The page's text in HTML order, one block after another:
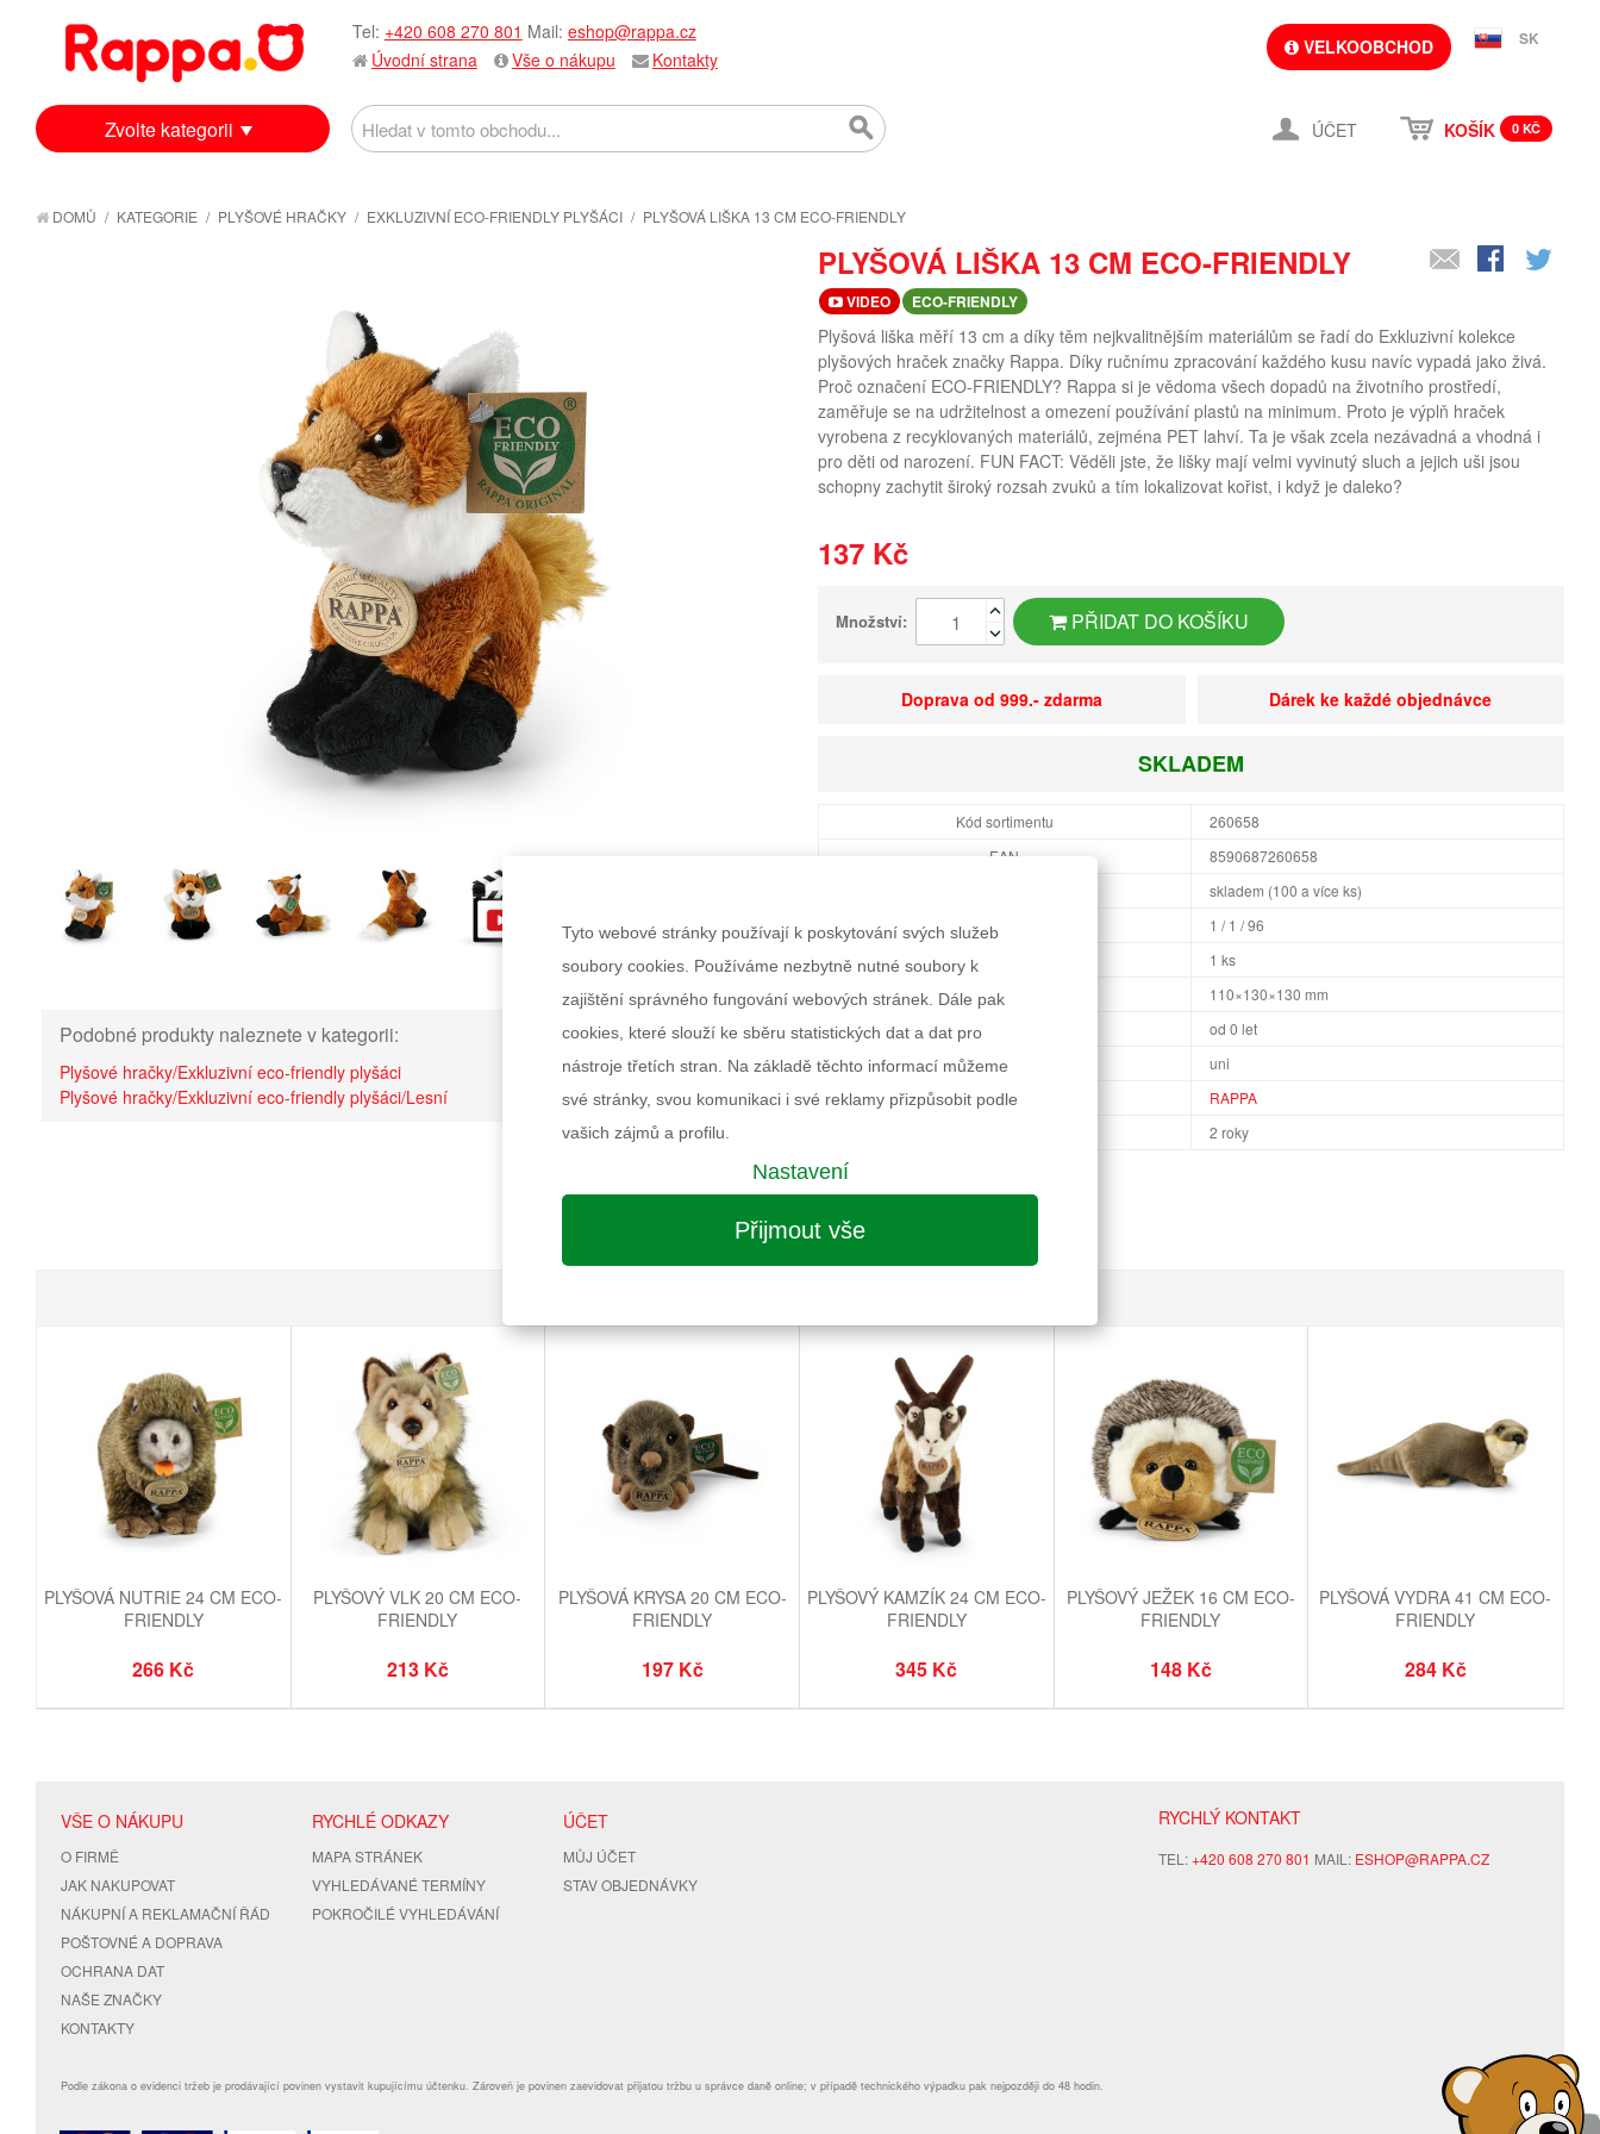
Tel: +420 608 270 801 Mail: eshop@rappa.cz
Úvodní strana
Vše o nákupu Kontakty
VELKOOBCHOD SK
ÚČET KOŠÍK 0 KČ
Zvolte kategorii
DOMŮ / KATEGORIE / PLYŠOVÉ HRAČKY / EXKLUZIVNÍ ECO-FRIENDLY PLYŠÁCI / PLYŠOVÁ LIŠKA 13 CM ECO-FRIENDLY
Podobné produkty naleznete v kategorii:
Plyšové hračky/Exkluzivní eco-friendly plyšáci
Plyšové hračky/Exkluzivní eco-friendly plyšáci/Lesní
PLYŠOVÁ LIŠKA 13 CM ECO-FRIENDLY
VIDEO ECO-FRIENDLY
Plyšová liška měří 13 cm a díky těm nejkvalitnějším materiálům se řadí do Exkluzivní kolekce
plyšových hraček značky Rappa. Díky ručnímu zpracování každého kusu navíc vypadá jako živá.
Proč označení ECO-FRIENDLY? Rappa si je vědoma všech dopadů na životního prostředí,
zaměřuje se na udržitelnost a omezení používání plastů na minimum. Proto je výplň hraček
vyrobena z recyklovaných materiálů, zejména PET lahví. Ta je však zcela nezávadná a vhodná i
pro děti od narození. FUN FACT: Věděli jste, že lišky mají velmi vyvinutý sluch a jejich uši jsou
schopny zachytit široký rozsah zvuků a tím lokalizovat kořist, i když je daleko?
137 Kč
Množství: PŘIDAT DO KOŠÍKU
Doprava od 999.- zdarma Dárek ke každé objednávce
SKLADEM
Kód sortimentu
260658
EAN
8590687260658
skladem (100 a více ks)
Balení
1 / 1 / 96
Minimální odběr
1 ks
Rozměry balení Š×V×H
110×130×130 mm
Doporučený věk
od 0 let
Pohlaví
uni
Výrobce
RAPPA
2 roky
Informace k výrobku
PLYŠOVÁ NUTRIE 24 CM ECO-
FRIENDLY
266 Kč
PLYŠOVÝ VLK 20 CM ECO-
FRIENDLY
213 Kč
PLYŠOVÁ KRYSA 20 CM ECO-
FRIENDLY
197 Kč
PLYŠOVÝ KAMZÍK 24 CM ECO-
FRIENDLY
345 Kč
PLYŠOVÝ JEŽEK 16 CM ECO-
FRIENDLY
148 Kč
PLYŠOVÁ VYDRA 41 CM ECO-
FRIENDLY
284 Kč
RYCHLÝ KONTAKT
TEL:+420 608 270 801 MAIL: ESHOP@RAPPA.CZ
VŠE O NÁKUPU
O FIRMĚ
JAK NAKUPOVAT
NÁKUPNÍ A REKLAMAČNÍ ŘÁD
POŠTOVNÉ A DOPRAVA
OCHRANA DAT
NAŠE ZNAČKY
KONTAKTY
RYCHLÉ ODKAZY
MAPA STRÁNEK
VYHLEDÁVANÉ TERMÍNY
POKROČILÉ VYHLEDÁVÁNÍ
ÚČET
MŮJ ÚČET
STAV OBJEDNÁVKY
Podle zákona o evidenci tržeb je prodávající povinen vystavit kupujícímu účtenku. Zároveň je povinen zaevidovat přijatou tržbu u správce daně online; v případě technického výpadku pak nejpozději do 48 hodin.
Tyto webové stránky používají k poskytování svých služeb
soubory cookies. Používáme nezbytně nutné soubory k
zajištění správného fungování webových stránek. Dále pak
cookies, které slouží ke sběru statistických dat a dat pro
nástroje třetích stran. Na základě těchto informací můžeme
své stránky, svou komunikaci i své reklamy přizpůsobit podle
vašich zájmů a profilu.
Nastavení
Přijmout vše